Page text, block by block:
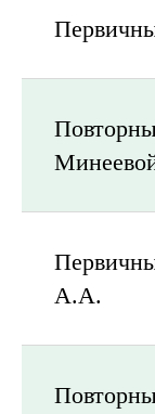
А.А.